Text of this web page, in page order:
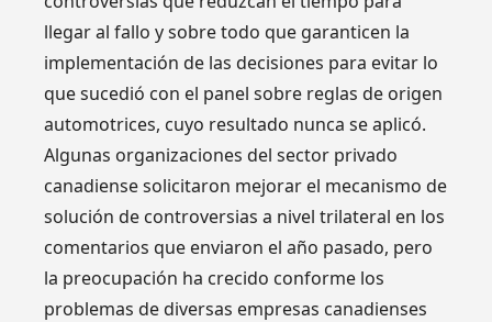
llegar al fallo y sobre todo que garanticen la
implementación de las decisiones para evitar lo
que sucedió con el panel sobre reglas de origen
automotrices, cuyo resultado nunca se aplicó.
Algunas organizaciones del sector privado
canadiense solicitaron mejorar el mecanismo de
solución de controversias a nivel trilateral en los
comentarios que enviaron el año pasado, pero
la preocupación ha crecido conforme los
problemas de diversas empresas canadienses